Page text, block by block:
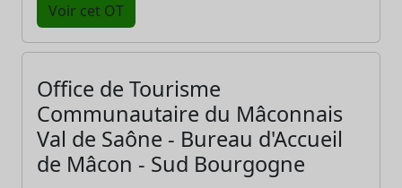
Voir cet OT
Office de Tourisme
Communautaire du Mâconnais
Val de Saône - Bureau d'Accueil
de Mâcon - Sud Bourgogne